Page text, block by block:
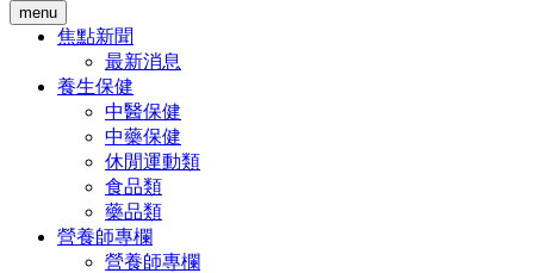
menu
焦點新聞
最新消息
養生保健
中醫保健
中藥保健
休閒運動類
食品類
藥品類
營養師專欄
營養師專欄